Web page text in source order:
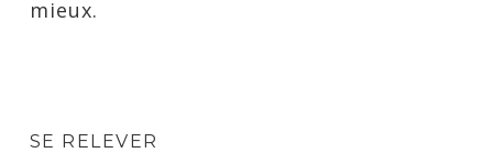
mieux.
SE RELEVER